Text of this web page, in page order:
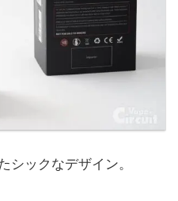
シックなデザイン。